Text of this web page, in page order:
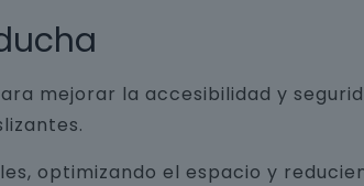
mejorar la accesibilidad y
optimizando el espacio y